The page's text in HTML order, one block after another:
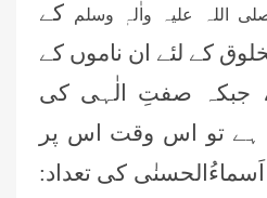
اللہ علیہ واٰلہٖ وسلم
کے
کے لئے ان ناموں کے
جبکہ صفتِ الٰہی کی
ہے تو اس وقت اس پر
کی تعداد: